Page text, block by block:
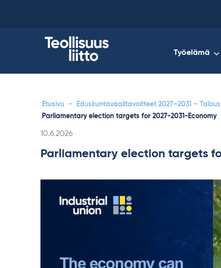
Työelämä
Etusivu - Eduskuntavaalitavoitteet 2027–2031 –
Parliamentary election targets for 2027-2031-Economy
Kirjoitettu
10.6.2026
Parliamentary election targets